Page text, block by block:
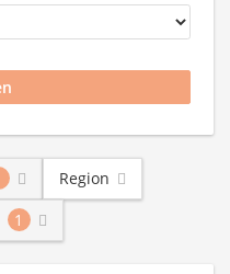
Region
1